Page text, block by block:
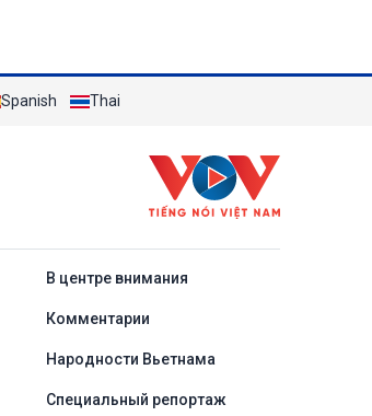
Spanish Thai
В центре внимания
Комментарии
Народности Вьетнама
Специальный репортаж